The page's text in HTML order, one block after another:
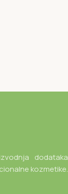
dodataka
kozmetike.